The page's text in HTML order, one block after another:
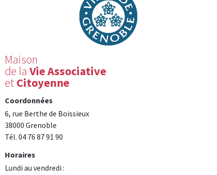
Maison
de la Vie Associative
etCitoyenne
Coordonnées
6, rue Berthe de Boissieux
38000 Grenoble
Tél. 04 76 87 91 90
Horaires
Lundi au vendredi :